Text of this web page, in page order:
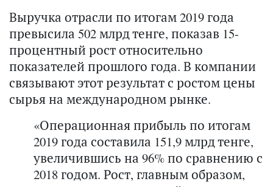
Выручка отрасли по итогам 2019 года
превысила 502 млрд тенге, показав 15-
процентный рост относительно
показателей прошлого года. В компании
связывают этот результат с ростом цены
сырья на международном рынке.
«Операционная прибыль по итогам
2019 года составила 151,9 млрд тенге,
увеличившись на 96% по сравнению с
2018 годом. Рост, главным образом,